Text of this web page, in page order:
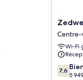
Zedwell
Circus
Centre-
ville
de
Londres
Centre-
Wi-Fi
7.6
sur
7,6
5